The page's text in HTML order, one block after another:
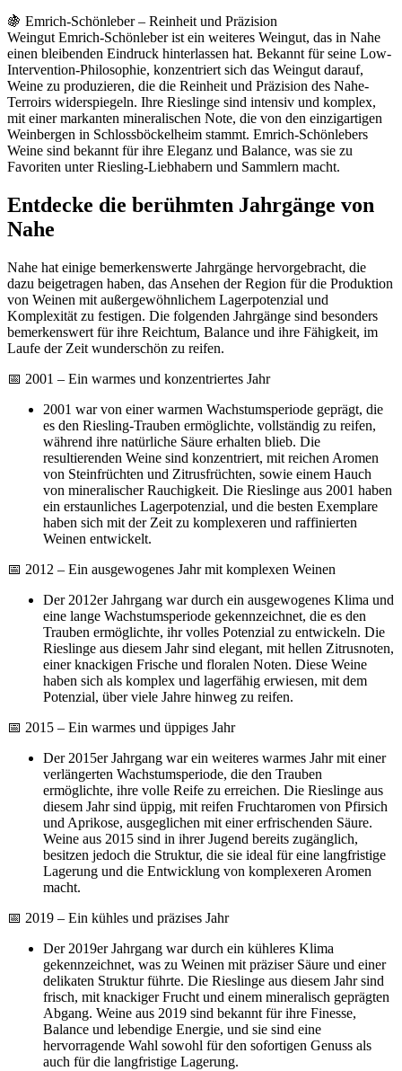
🍇 Emrich-Schönleber – Reinheit und Präzision
Weingut Emrich-Schönleber ist ein weiteres Weingut, das in Nahe
einen bleibenden Eindruck hinterlassen hat. Bekannt für seine Low-
Intervention-Philosophie, konzentriert sich das Weingut darauf,
Weine zu produzieren, die die Reinheit und Präzision des Nahe-
Terroirs widerspiegeln. Ihre Rieslinge sind intensiv und komplex,
mit einer markanten mineralischen Note, die von den einzigartigen
Weinbergen in Schlossböckelheim stammt. Emrich-Schönlebers
Weine sind bekannt für ihre Eleganz und Balance, was sie zu
Favoriten unter Riesling-Liebhabern und Sammlern macht.
Entdecke die berühmten Jahrgänge von
Nahe
Nahe hat einige bemerkenswerte Jahrgänge hervorgebracht, die
dazu beigetragen haben, das Ansehen der Region für die Produktion
von Weinen mit außergewöhnlichem Lagerpotenzial und
Komplexität zu festigen. Die folgenden Jahrgänge sind besonders
bemerkenswert für ihre Reichtum, Balance und ihre Fähigkeit, im
Laufe der Zeit wunderschön zu reifen.
📅 2001 – Ein warmes und konzentriertes Jahr
2001 war von einer warmen Wachstumsperiode geprägt, die
es den Riesling-Trauben ermöglichte, vollständig zu reifen,
während ihre natürliche Säure erhalten blieb. Die
resultierenden Weine sind konzentriert, mit reichen Aromen
von Steinfrüchten und Zitrusfrüchten, sowie einem Hauch
von mineralischer Rauchigkeit. Die Rieslinge aus 2001 haben
ein erstaunliches Lagerpotenzial, und die besten Exemplare
haben sich mit der Zeit zu komplexeren und raffinierten
Weinen entwickelt.
📅 2012 – Ein ausgewogenes Jahr mit komplexen Weinen
Der 2012er Jahrgang war durch ein ausgewogenes Klima und
eine lange Wachstumsperiode gekennzeichnet, die es den
Trauben ermöglichte, ihr volles Potenzial zu entwickeln. Die
Rieslinge aus diesem Jahr sind elegant, mit hellen Zitrusnoten,
einer knackigen Frische und floralen Noten. Diese Weine
haben sich als komplex und lagerfähig erwiesen, mit dem
Potenzial, über viele Jahre hinweg zu reifen.
📅 2015 – Ein warmes und üppiges Jahr
Der 2015er Jahrgang war ein weiteres warmes Jahr mit einer
verlängerten Wachstumsperiode, die den Trauben
ermöglichte, ihre volle Reife zu erreichen. Die Rieslinge aus
diesem Jahr sind üppig, mit reifen Fruchtaromen von Pfirsich
und Aprikose, ausgeglichen mit einer erfrischenden Säure.
Weine aus 2015 sind in ihrer Jugend bereits zugänglich,
besitzen jedoch die Struktur, die sie ideal für eine langfristige
Lagerung und die Entwicklung von komplexeren Aromen
macht.
📅 2019 – Ein kühles und präzises Jahr
Der 2019er Jahrgang war durch ein kühleres Klima
gekennzeichnet, was zu Weinen mit präziser Säure und einer
delikaten Struktur führte. Die Rieslinge aus diesem Jahr sind
frisch, mit knackiger Frucht und einem mineralisch geprägten
Abgang. Weine aus 2019 sind bekannt für ihre Finesse,
Balance und lebendige Energie, und sie sind eine
hervorragende Wahl sowohl für den sofortigen Genuss als
auch für die langfristige Lagerung.